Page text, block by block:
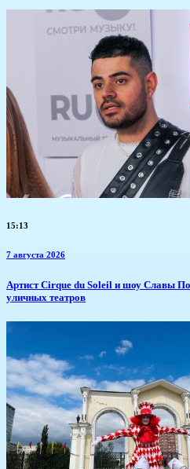
15:13
7 августа 2026
Артист Cirque du Soleil и шоу Славы
уличных театров